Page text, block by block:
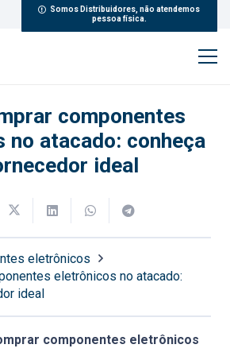
Somos Distribuidores, não atendemos
pessoa física.
componentes
no atacado: conheça
ideal
eletrônicos
eletrônicos no atacado:
ideal
componentes eletrônicos